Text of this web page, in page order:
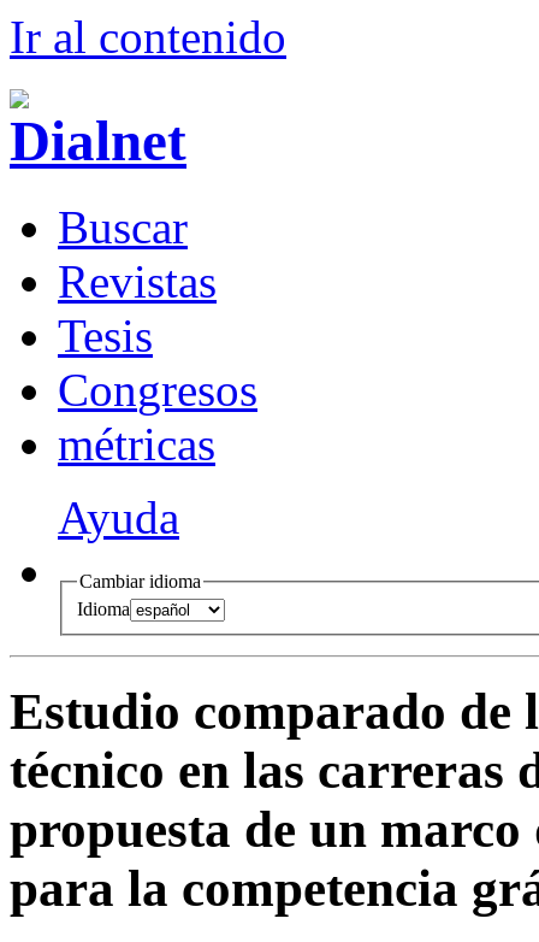
Ir al contenido
Buscar
Revistas
Tesis
Congresos
métricas
Ayuda
Cambiar idioma
Idioma
Estudio comparado de
técnico en las carreras
propuesta de un
para la competencia